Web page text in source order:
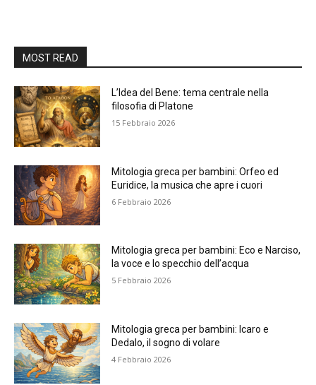
MOST READ
L’Idea del Bene: tema centrale nella
filosofia di Platone
15 Febbraio 2026
Mitologia greca per bambini: Orfeo ed
Euridice, la musica che apre i cuori
6 Febbraio 2026
Mitologia greca per bambini: Eco e Narciso,
la voce e lo specchio dell’acqua
5 Febbraio 2026
Mitologia greca per bambini: Icaro e
Dedalo, il sogno di volare
4 Febbraio 2026